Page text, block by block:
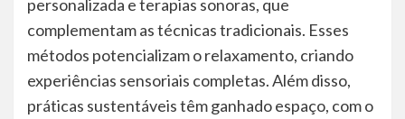
personalizada e terapias sonoras, que
complementam as técnicas tradicionais. Esses
métodos potencializam o relaxamento, criando
experiências sensoriais completas. Além disso,
práticas sustentáveis têm ganhado espaço, com o